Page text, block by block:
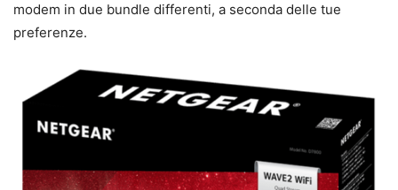
modem in due bundle differenti, a seconda delle tue
preferenze.